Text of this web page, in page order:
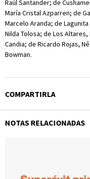
Raúl Santander; de
María Cristal Azparren; de
Marcelo Aranda; de
Nilda Tolosa; de Los
Candia; de Ricardo Rojas,
Bowman.
COMPARTIRLA
NOTAS RELACIONADAS